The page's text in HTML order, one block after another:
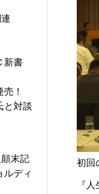
初回
『
新書
！
と対談
末記
ルディ